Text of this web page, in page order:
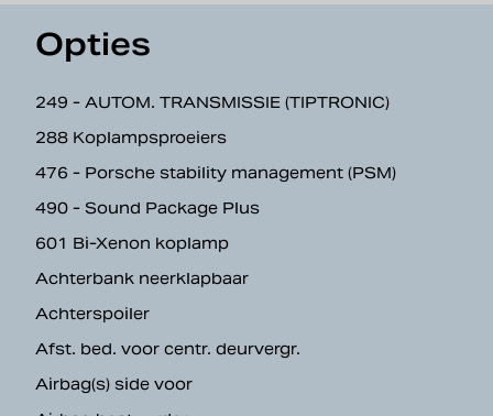
Opties
249 - AUTOM. TRANSMISSIE (TIPTRONIC)
288 Koplampsproeiers
476 - Porsche stability management (PSM)
490 - Sound Package Plus
601 Bi-Xenon koplamp
Achterbank neerklapbaar
Achterspoiler
Afst. bed. voor centr. deurvergr.
Airbag(s) side voor